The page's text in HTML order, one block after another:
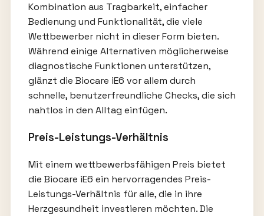
Kombination aus Tragbarkeit, einfacher
Bedienung und Funktionalität, die viele
Wettbewerber nicht in dieser Form bieten.
Während einige Alternativen möglicherweise
diagnostische Funktionen unterstützen,
glänzt die Biocare iE6 vor allem durch
schnelle, benutzerfreundliche Checks, die sich
nahtlos in den Alltag einfügen.
Preis-Leistungs-Verhältnis
Mit einem wettbewerbsfähigen Preis bietet
die Biocare iE6 ein hervorragendes Preis-
Leistungs-Verhältnis für alle, die in ihre
Herzgesundheit investieren möchten. Die